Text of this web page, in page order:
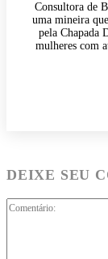
Consultora de
uma mineira
pela Chapada
mulheres com
DEIXE SEU